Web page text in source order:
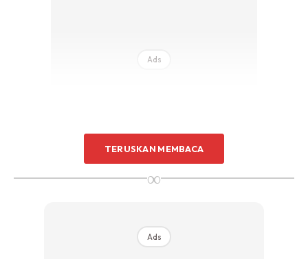
Ads
pelancaran tersebut dua model Special Edition of
Maserati’s Ghibli menampilkan Operanera dan
TERUSKAN MEMBACA
∞
Ads